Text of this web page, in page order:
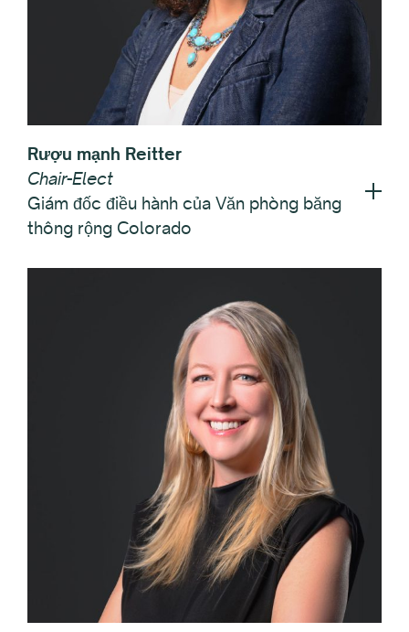
Rượu mạnh Reitter
Chair-Elect
Giám đốc điều hành của Văn phòng băng
thông rộng Colorado